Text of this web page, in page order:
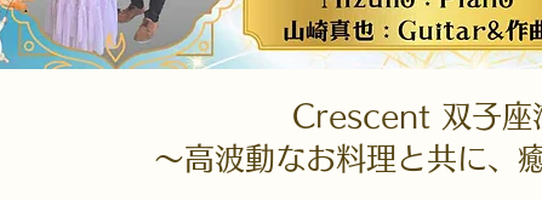
​Crescent​ 双子座
〜高波動なお料理と共に、